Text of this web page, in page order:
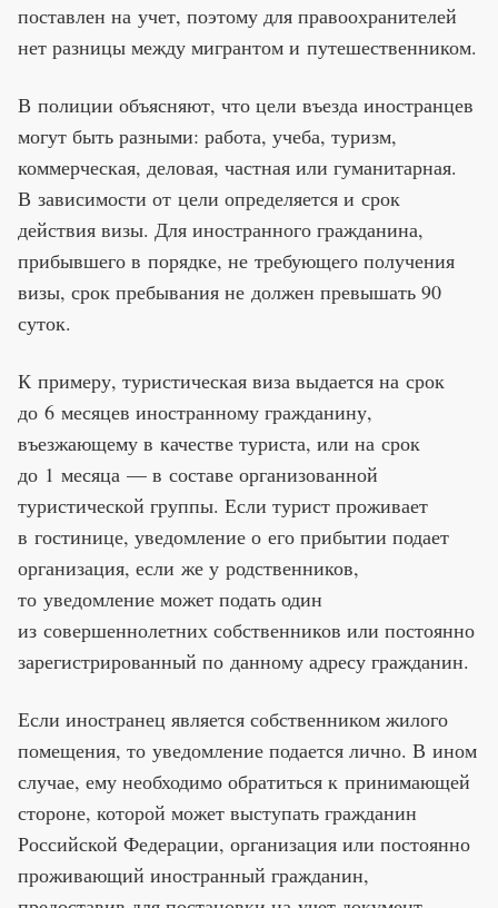
поставлен на учет, поэтому для правоохранителей
нет разницы между мигрантом и путешественником.
В полиции объясняют, что цели въезда иностранцев
могут быть разными: работа, учеба, туризм,
коммерческая, деловая, частная или гуманитарная.
В зависимости от цели определяется и срок
действия визы. Для иностранного гражданина,
прибывшего в порядке, не требующего получения
визы, срок пребывания не должен превышать 90
суток.
К примеру, туристическая виза выдается на срок
до 6 месяцев иностранному гражданину,
въезжающему в качестве туриста, или на срок
до 1 месяца — в составе организованной
туристической группы. Если турист проживает
в гостинице, уведомление о его прибытии подает
организация, если же у родственников,
то уведомление может подать один
из совершеннолетних собственников или постоянно
зарегистрированный по данному адресу гражданин.
Если иностранец является собственником жилого
помещения, то уведомление подается лично. В ином
случае, ему необходимо обратиться к принимающей
стороне, которой может выступать гражданин
Российской Федерации, организация или постоянно
проживающий иностранный гражданин,